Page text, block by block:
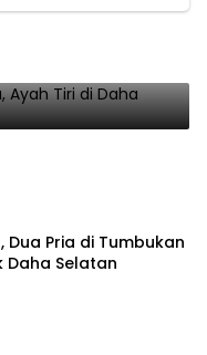
Ayah Tiri di Daha
Dua Pria di Tumbukan
Daha Selatan